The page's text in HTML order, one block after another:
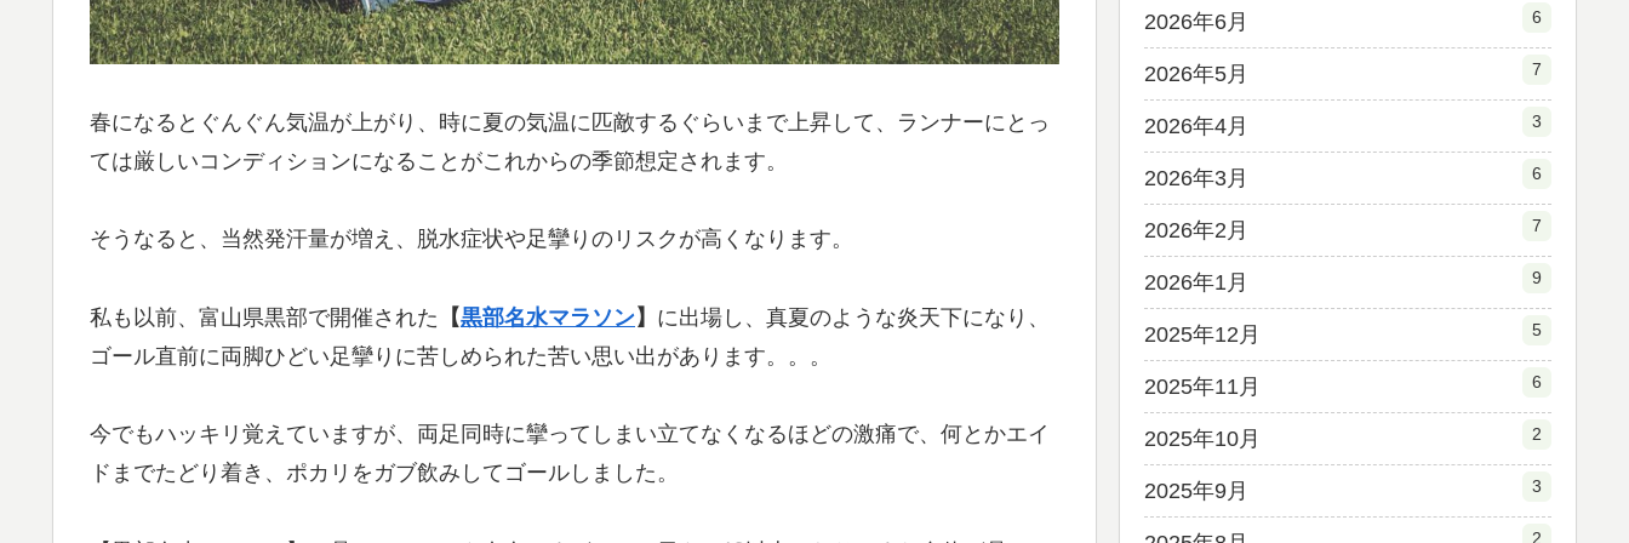
春になるとぐんぐん気温が上がり、時に夏の気温に匹敵するぐらいまで上昇して、ランナーにとっ
ては厳しいコンディションになることがこれからの季節想定されます。
そうなると、当然発汗量が増え、脱水症状や足攣りのリスクが高くなります。
私も以前、富山県黒部で開催された 【黒部名水マラソン】 に出場し、真夏のような炎天下になり、
ゴール直前に両脚ひどい足攣りに苦しめられた苦い思い出があります。。。
今でもハッキリ覚えていますが、両足同時に攣ってしまい立てなくなるほどの激痛で、何とかエイ
ドまでたどり着き、ポカリをガブ飲みしてゴールしました。
2026年6月 6
2026年5月 7
2026年4月 3
2026年3月 6
2026年2月 7
2026年1月 9
2025年12月 5
2025年11月 6
2025年10月 2
2025年9月 3
2